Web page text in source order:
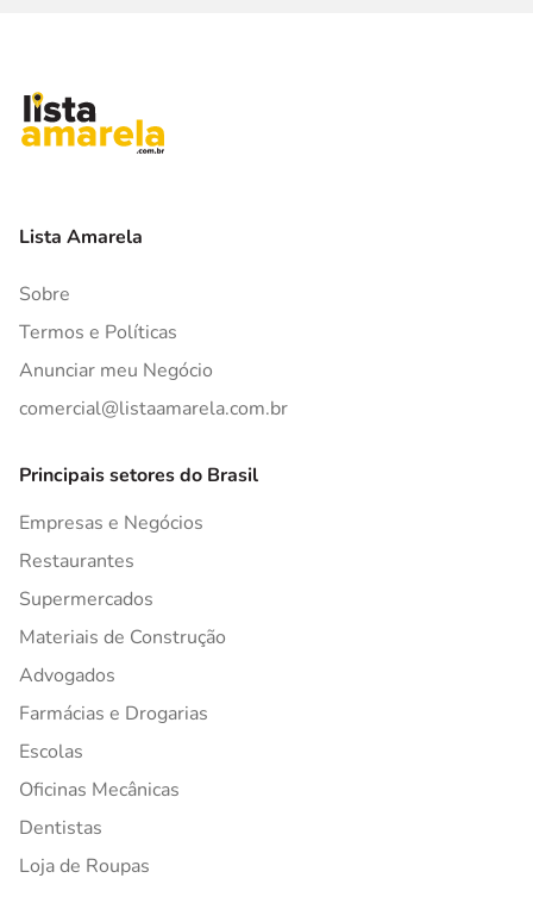
Lista Amarela
Sobre
Termos e Políticas
Anunciar meu Negócio
comercial@listaamarela.com.br
Principais setores do Brasil
Empresas e Negócios
Restaurantes
Supermercados
Materiais de Construção
Advogados
Farmácias e Drogarias
Escolas
Oficinas Mecânicas
Dentistas
Loja de Roupas